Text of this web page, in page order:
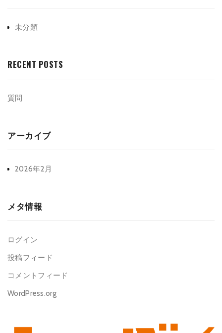
未分類
RECENT POSTS
質問
アーカイブ
2026年2月
メタ情報
ログイン
投稿フィード
コメントフィード
WordPress.org